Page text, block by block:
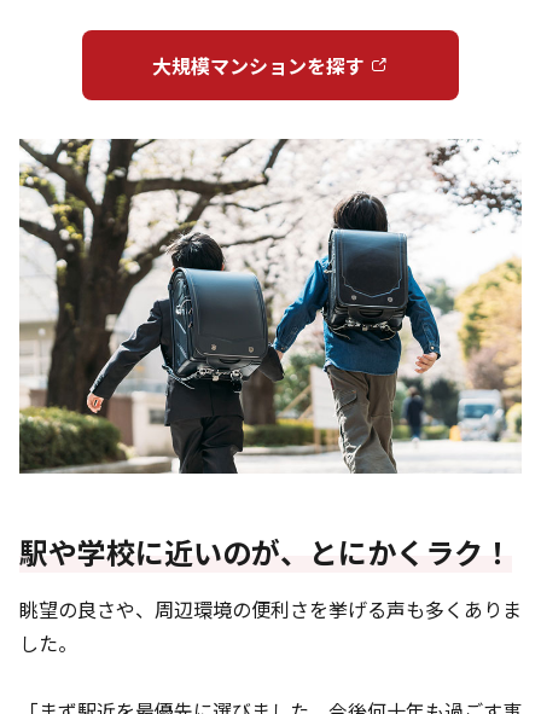
大規模マンションを探す
駅や学校に近いのが、とにかくラク！
眺望の良さや、周辺環境の便利さを挙げる声も多くありま
した。